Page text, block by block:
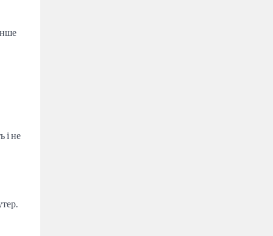
і не